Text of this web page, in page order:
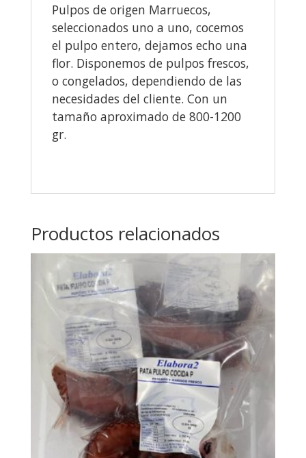
Pulpos de origen Marruecos,
seleccionados uno a uno, cocemos
el pulpo entero, dejamos echo una
flor. Disponemos de pulpos frescos,
o congelados, dependiendo de las
necesidades del cliente. Con un
tamaño aproximado de 800-1200
gr.
Productos relacionados